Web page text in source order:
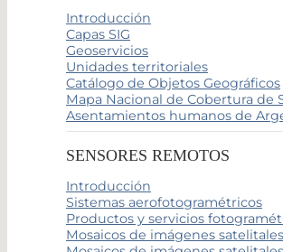
Introducción
Capas SIG
Geoservicios
Unidades territoriales
Catálogo de Objetos Geográficos
Mapa Nacional de Cobertura de
Asentamientos humanos de
SENSORES REMOTOS
Introducción
Sistemas aerofotogramétricos
Productos y servicios
Mosaicos de imágenes